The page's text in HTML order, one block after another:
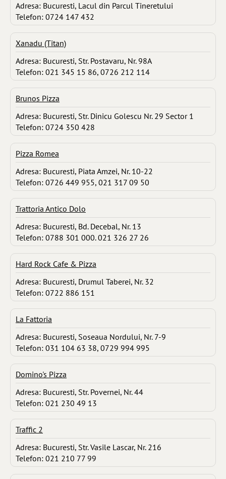
Adresa: Bucuresti, Lacul din Parcul Tineretului
Telefon: 0724 147 432
Xanadu (Titan)
Adresa: Bucuresti, Str. Postavaru, Nr. 98A
Telefon: 021 345 15 86, 0726 212 114
Brunos Pizza
Adresa: Bucuresti, Str. Dinicu Golescu Nr. 29 Sector 1
Telefon: 0724 350 428
Pizza Romea
Adresa: Bucuresti, Piata Amzei, Nr. 10-22
Telefon: 0726 449 955, 021 317 09 50
Trattoria Antico Dolo
Adresa: Bucuresti, Bd. Decebal, Nr. 13
Telefon: 0788 301 000. 021 326 27 26
Hard Rock Cafe & Pizza
Adresa: Bucuresti, Drumul Taberei, Nr. 32
Telefon: 0722 886 151
La Fattoria
Adresa: Bucuresti, Soseaua Nordului, Nr. 7-9
Telefon: 031 104 63 38, 0729 994 995
Domino's Pizza
Adresa: Bucuresti, Str. Povernei, Nr. 44
Telefon: 021 230 49 13
Traffic 2
Adresa: Bucuresti, Str. Vasile Lascar, Nr. 216
Telefon: 021 210 77 99